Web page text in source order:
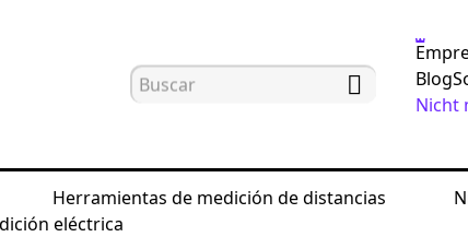
Blog
Nicht
Herramientas de medición de distancias
eléctrica
Estaciones meteorológicas Estación